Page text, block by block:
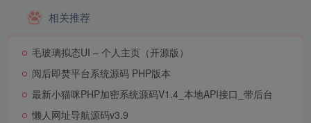
相关推荐
毛玻璃拟态UI – 个人主页（开源版）
阅后即焚平台系统源码 PHP版本
最新小猫咪PHP加密系统源码V1.4_本地API接口_带后台
懒人网址导航源码v3.9